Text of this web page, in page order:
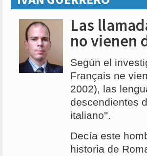
Las
no vienen
Según el
Français ne
2002), las
descendientes
italiano''.
Decía este
historia de